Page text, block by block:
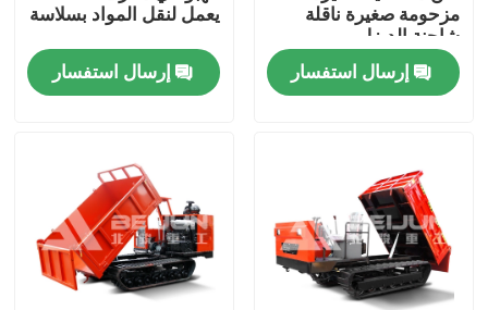
المنتجات
أشرطة فيديو
مزحومة صغيرة ناقلة
شاحنة الديزل
إرسال استفسار
يعمل لنقل المواد بسلاسة
إرسال استفسار